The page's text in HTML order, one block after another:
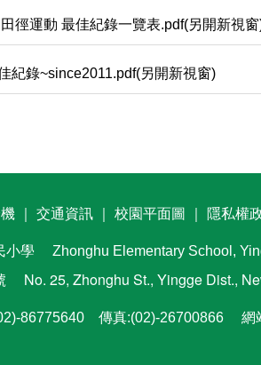
徑運動 最佳紀錄一覽表.pdf(另開新視
紀錄~since2011.pdf(另開新視窗)
交通資訊 校園平面圖 隱私權
小學
Zhonghu Elementary School,
No. 25, Zhonghu St., Yingge Dist.,
86775640 傳真:(02)-26700866 網